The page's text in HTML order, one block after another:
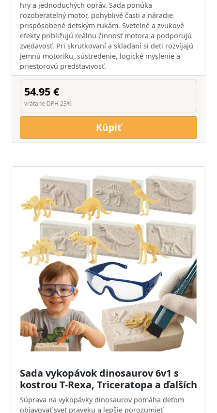
hry a jednoduchých opráv. Sada ponúka
rozoberateľný motor, pohyblivé časti a náradie
prispôsobené detským rukám. Svetelné a zvukové
efekty približujú reálnu činnosť motora a podporujú
zvedavosť. Pri skrutkovaní a skladaní si deti rozvíjajú
jemnú motoriku, sústredenie, logické myslenie a
priestorovú predstavivosť.
54.95 €
vrátane DPH 23%
Kúpiť
Sada vykopávok dinosaurov 6v1 s
kostrou T-Rexa, Triceratopa a ďalších
Súprava na vykopávky dinosaurov pomáha deťom
objavovať svet praveku a lepšie porozumieť